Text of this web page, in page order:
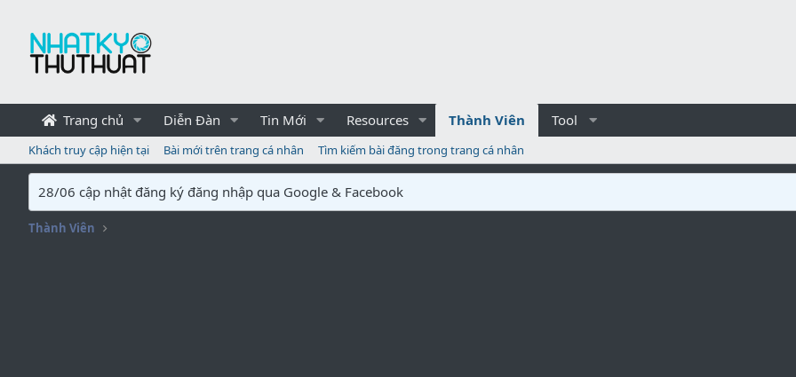
Trang chủ Diễn Đàn Tin Mới Resources Thành Viên Tool
Khách truy cập hiện tại Bài mới trên trang cá nhân Tìm kiếm bài đăng trong trang cá nhân
28/06 cập nhật đăng ký đăng nhập qua Google & Facebook
Thành Viên